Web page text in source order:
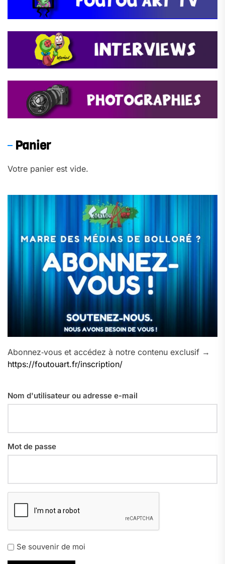
Panier
Votre panier est vide.
Abonnez‑vous et accédez à notre contenu exclusif →
https://foutouart.fr/inscription/
Nom d'utilisateur ou adresse e-mail
Mot de passe
Se souvenir de moi